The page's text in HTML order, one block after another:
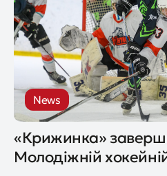
News
«Крижинка»
Молодіжній хокейній